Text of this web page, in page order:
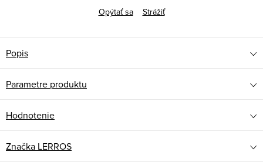
Opýtať sa
Strážiť
Popis
Parametre produktu
Hodnotenie
Značka LERROS